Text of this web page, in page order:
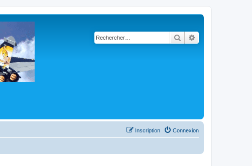
Rechercher
Connexion
Inscription